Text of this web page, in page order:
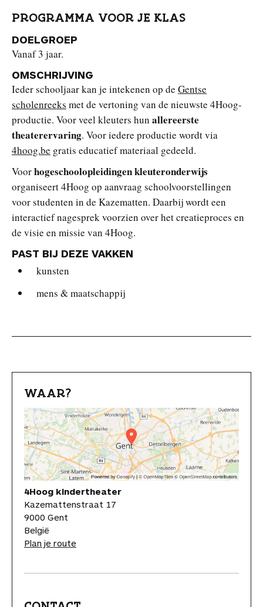
PROGRAMMA VOOR JE KLAS
DOELGROEP
Vanaf 3 jaar.
OMSCHRIJVING
Ieder schooljaar kan je intekenen op de Gentse
scholenreeks met de vertoning van de nieuwste 4Hoog-
productie. Voor veel kleuters hun allereerste
theaterervaring. Voor iedere productie wordt via
4hoog.be gratis educatief materiaal gedeeld.
Voorhogeschoolopleidingen kleuteronderwijs
organiseert 4Hoog op aanvraag schoolvoorstellingen
voor studenten in de Kazematten. Daarbij wordt een
interactief nagesprek voorzien over het creatieproces en
de visie en missie van 4Hoog.
PAST BIJ DEZE VAKKEN
kunsten
mens & maatschappij
WAAR?
4Hoog kindertheater
Kazemattenstraat 17
9000 Gent
België
Plan je route